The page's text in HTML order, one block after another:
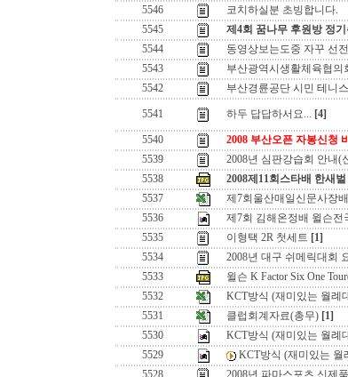
5546
코치하실분 초빙합니다.
5545
제4회 꿈나무 후원방 정
5544
동영상보는도중 자꾸 선
5543
부산광역시생활체육협의
5542
부산경륜공단 시민 테니
5541 하두 답답하서요... [4]
5540 2008 부산오픈 자봉신청
5539
2008년 심판강습회 안내(
5538
2008제11회스타배 한새
5537
제7회울산매일신문사장
5536
제7회 김해온정배 윌슨전
5535
이형택 2R 첫세트 [1]
5534
2008년 대구 쉬메릭대회
5533
윌슨 K Factor Six One
5532
KCT방식 (재미있는 월례
5531
클럽회계자료(총무) [1]
5530
KCT방식 (재미있는 월례
5529
KCT방식 (재미있는 월
5528
2008년 파마스포츠 신제